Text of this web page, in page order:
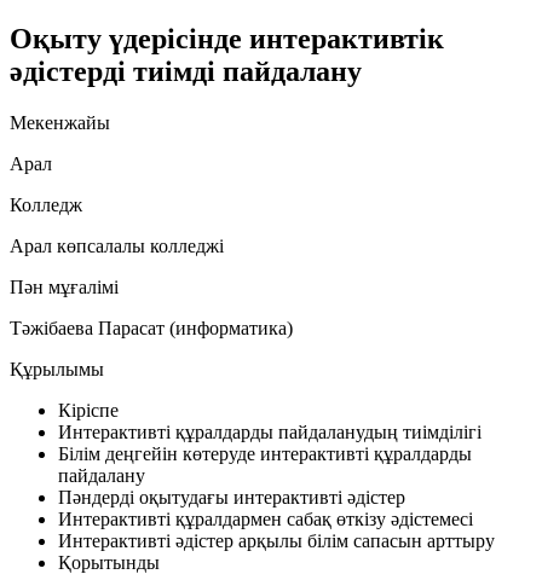
Оқыту үдерісінде интерактивтік
әдістерді тиімді пайдалану
Мекенжайы
Арал
Колледж
Арал көпсалалы колледжі
Пән мұғалімі
Тәжібаева Парасат (информатика)
Құрылымы
Кіріспе
Интерактивті құралдарды пайдаланудың тиімділігі
Білім деңгейін көтеруде интерактивті құралдарды
пайдалану
Пәндерді оқытудағы интерактивті әдістер
Интерактивті құралдармен сабақ өткізу әдістемесі
Интерактивті әдістер арқылы білім сапасын арттыру
Қорытынды